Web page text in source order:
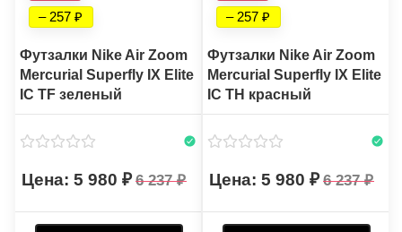
– 257
Футзалки Nike Air Zoom
Mercurial Superfly IX Elite
IC TF зеленый
5 980 6 237
– 257
Футзалки Nike Air Zoom
Mercurial Superfly IX Elite
IC TH красный
5 980 6 237